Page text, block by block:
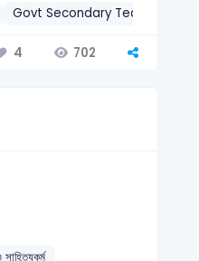
Govt Secondary Teacher-2006
4 702
সাহিত্যকর্ম